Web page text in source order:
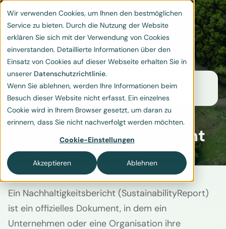
Wir verwenden Cookies, um Ihnen den bestmöglichen
Service zu bieten. Durch die Nutzung der Website
erklären Sie sich mit der Verwendung von Cookies
einverstanden. Detaillierte Informationen über den
Einsatz von Cookies auf dieser Webseite erhalten Sie in
unserer Datenschutzrichtlinie.
Wenn Sie ablehnen, werden Ihre Informationen beim
Besuch dieser Website nicht erfasst. Ein einzelnes
Cookie wird in Ihrem Browser gesetzt, um daran zu
erinnern, dass Sie nicht nachverfolgt werden möchten.
Cookie-Einstellungen
Akzeptieren Ablehnen
Home Resources
Nachhaltigkeitsbericht
Nachhaltigkeitsbericht
Ein Nachhaltigkeitsbericht (SustainabilityReport)
ist ein offizielles Dokument, in dem ein
Unternehmen oder eine Organisation ihre